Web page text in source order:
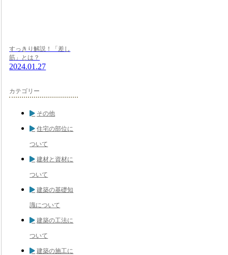
すっきり解説！「差し
筋」とは？
2024.01.27
カテゴリー
その他
住宅の部位に
ついて
建材と資材に
ついて
建築の基礎知
識について
建築の工法に
ついて
建築の施工に